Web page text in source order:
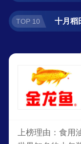
TOP 10 十月稻
上榜理由：食用